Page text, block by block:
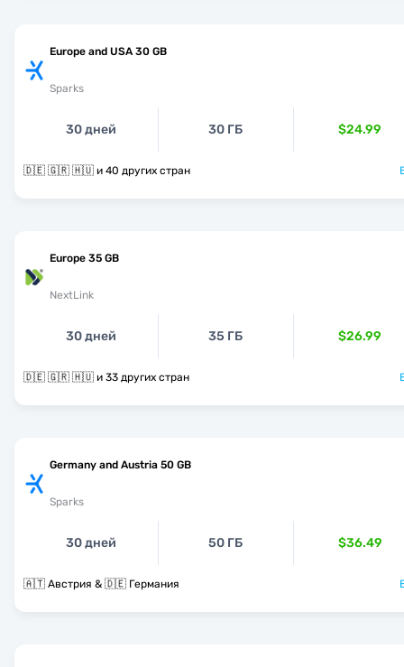
Europe and USA 30 GB
Sparks
30 дней 30 ГБ $24.99
🇩🇪 🇬🇷 🇭🇺 и 40 других стран
Europe 35 GB
NextLink
30 дней 35 ГБ $26.99
🇩🇪 🇬🇷 🇭🇺 и 33 других стран
Germany and Austria 50 GB
Sparks
30 дней 50 ГБ $36.49
🇦🇹 Австрия & 🇩🇪 Германия